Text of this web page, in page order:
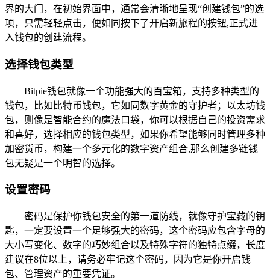
界的大门，在初始界面中，通常会清晰地呈现“创建钱包”的选
项，只需轻轻点击，便如同按下了开启新旅程的按钮,正式进
入钱包的创建流程。
选择钱包类型
Bitpie钱包就像一个功能强大的百宝箱，支持多种类型的
钱包，比如比特币钱包，它如同数字黄金的守护者；以太坊钱
包，则像是智能合约的魔法口袋，你可以根据自己的投资需求
和喜好，选择相应的钱包类型，如果你希望能够同时管理多种
加密货币，构建一个多元化的数字资产组合,那么创建多链钱
包无疑是一个明智的选择。
设置密码
密码是保护你钱包安全的第一道防线，就像守护宝藏的钥
匙，一定要设置一个足够强大的密码，这个密码应包含字母的
大小写变化、数字的巧妙组合以及特殊字符的独特点缀，长度
建议在8位以上，请务必牢记这个密码，因为它是你开启钱
包、管理资产的重要凭证。